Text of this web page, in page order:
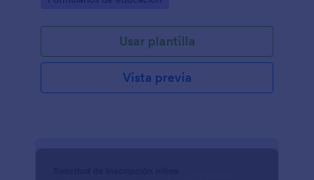
Usar plantilla
Vista previa